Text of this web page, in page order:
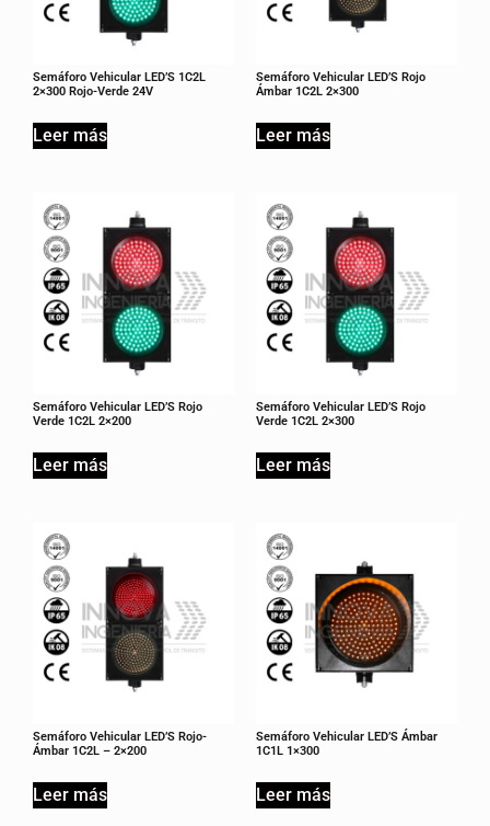
Semáforo Vehicular LED’S 1C2L
2×300 Rojo-Verde 24V
Leer más
Semáforo Vehicular LED’S Rojo
Ámbar 1C2L 2×300
Leer más
Semáforo Vehicular LED’S Rojo
Verde 1C2L 2×200
Leer más
Semáforo Vehicular LED’S Rojo
Verde 1C2L 2×300
Leer más
Semáforo Vehicular LED’S Rojo-
Ámbar 1C2L – 2×200
Leer más
Semáforo Vehicular LED’S Ámbar
1C1L 1×300
Leer más